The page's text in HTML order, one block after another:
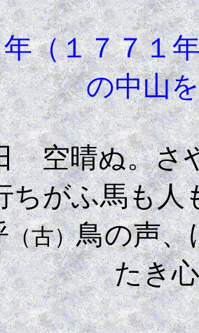
（１７７１年
の中山
晴ぬ。さ
ちがふ馬も人
（古）鳥の声、
たき